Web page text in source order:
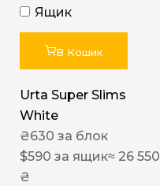
Ящик
В Кошик
Urta Super Slims
White
₴630 за блок
$590 за ящик≈ 26 550
₴